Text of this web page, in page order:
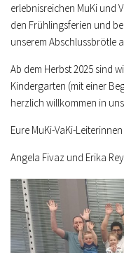
erlebnisreichen MuKi und
den Frühlingsferien und
unserem Abschlussbrötle
Ab dem Herbst 2025 sind
Kindergarten (mit einer
herzlich willkommen in
Eure MuKi-VaKi-Leiterinnen
Angela Fivaz und Erika Rey